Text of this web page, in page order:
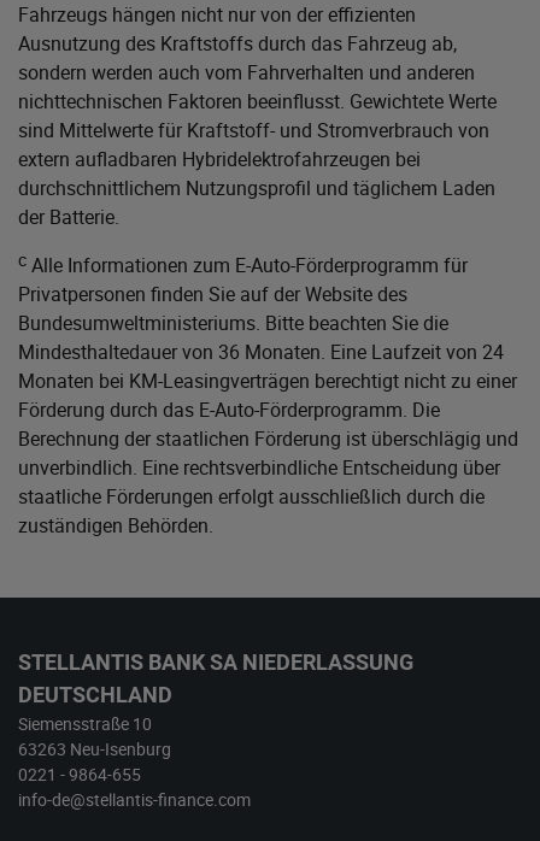
Fahrzeugs hängen nicht nur von der effizienten
Ausnutzung des Kraftstoffs durch das Fahrzeug ab,
sondern werden auch vom Fahrverhalten und anderen
nichttechnischen Faktoren beeinflusst. Gewichtete Werte
sind Mittelwerte für Kraftstoff- und Stromverbrauch von
extern aufladbaren Hybridelektrofahrzeugen bei
durchschnittlichem Nutzungsprofil und täglichem Laden
der Batterie.
c Alle Informationen zum E-Auto-Förderprogramm für
Privatpersonen finden Sie auf der Website des
Bundesumweltministeriums. Bitte beachten Sie die
Mindesthaltedauer von 36 Monaten. Eine Laufzeit von 24
Monaten bei KM-Leasingverträgen berechtigt nicht zu einer
Förderung durch das E-Auto-Förderprogramm. Die
Berechnung der staatlichen Förderung ist überschlägig und
unverbindlich. Eine rechtsverbindliche Entscheidung über
staatliche Förderungen erfolgt ausschließlich durch die
zuständigen Behörden.
STELLANTIS BANK SA NIEDERLASSUNG
DEUTSCHLAND
Siemensstraße 10
63263 Neu-Isenburg
0221 - 9864-655
info-de@stellantis-finance.com